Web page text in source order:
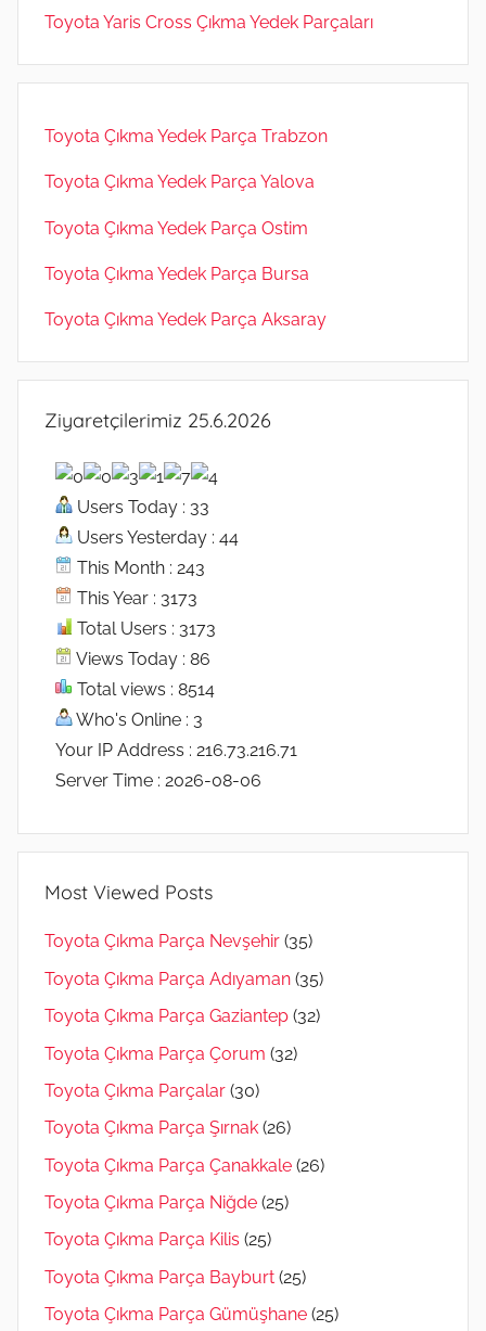
Toyota Yaris Cross Çıkma Yedek Parçaları
Toyota Çıkma Yedek Parça Trabzon
Toyota Çıkma Yedek Parça Yalova
Toyota Çıkma Yedek Parça Ostim
Toyota Çıkma Yedek Parça Bursa
Toyota Çıkma Yedek Parça Aksaray
Ziyaretçilerimiz 25.6.2026
Users Today : 33
Users Yesterday : 44
This Month : 243
This Year : 3173
Total Users : 3173
Views Today : 86
Total views : 8514
Who's Online : 3
Your IP Address : 216.73.216.71
Server Time : 2026-08-06
Most Viewed Posts
Toyota Çıkma Parça Nevşehir (35)
Toyota Çıkma Parça Adıyaman (35)
Toyota Çıkma Parça Gaziantep (32)
Toyota Çıkma Parça Çorum (32)
Toyota Çıkma Parçalar (30)
Toyota Çıkma Parça Şırnak (26)
Toyota Çıkma Parça Çanakkale (26)
Toyota Çıkma Parça Niğde (25)
Toyota Çıkma Parça Kilis (25)
Toyota Çıkma Parça Bayburt (25)
Toyota Çıkma Parça Gümüşhane (25)